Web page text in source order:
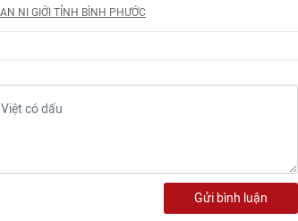
NI GIỚI TỈNH BÌNH PHƯỚC
Gửi bình luận